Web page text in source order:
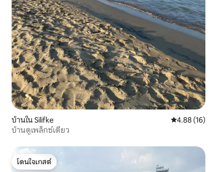
บ้านใน Silifke คะแนนเฉลี่ย
4.88 (16)
บ้านดูเพล็กซ์เดี่ยว
โดนใจเกสต์
โดนใจเกสต์